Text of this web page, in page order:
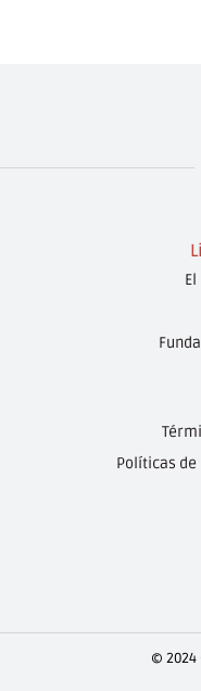
Políticas de
© 2024